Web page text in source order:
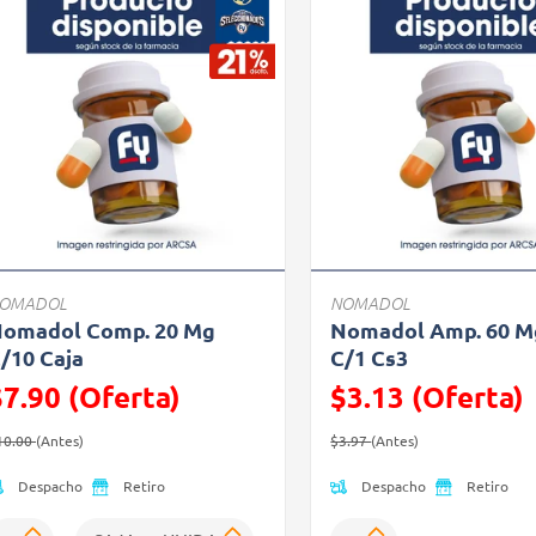
Comp. 20 Mg
10 Caja
(Oferta)
reducido de
(Antes)
Despacho Retiro
NOMADOL
Nomadol Amp. 60
C/1 Cs3
$3.13 (Oferta)
Precio reducido de
$3.97(Antes)
Despacho Retiro